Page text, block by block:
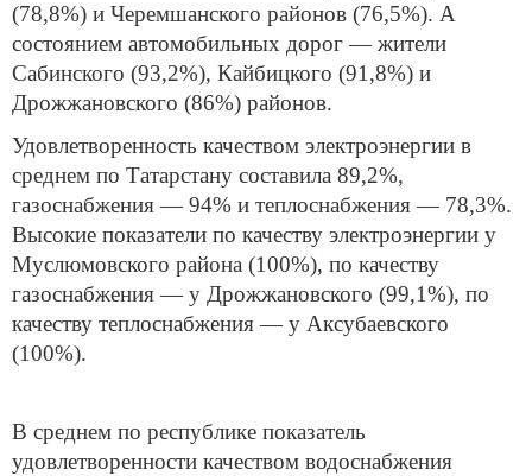
(78,8%) и Черемшанского районов (76,5%). А
состоянием автомобильных дорог — жители
Сабинского (93,2%), Кайбицкого (91,8%) и
Дрожжановского (86%) районов.
Удовлетворенность качеством электроэнергии в
среднем по Татарстану составила 89,2%,
газоснабжения — 94% и теплоснабжения — 78,3%.
Высокие показатели по качеству электроэнергии у
Муслюмовского района (100%), по качеству
газоснабжения — у Дрожжановского (99,1%), по
качеству теплоснабжения — у Аксубаевского
(100%).
В среднем по республике показатель
удовлетворенности качеством водоснабжения